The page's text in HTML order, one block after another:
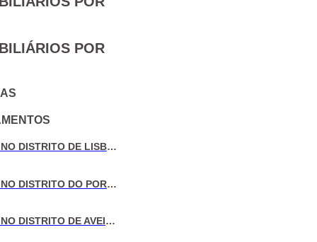
POR
VENDA DE MORADIAS NO DISTRITO DE LISBOA
VENDA DE MORADIAS NO DISTRITO DO PORTO
VENDA DE MORADIAS NO DISTRITO DE AVEIRO